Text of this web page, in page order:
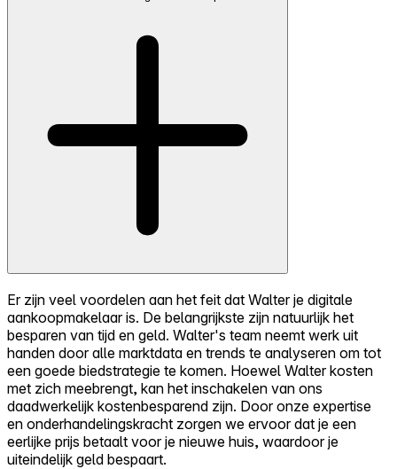
Er zijn veel voordelen aan het feit dat Walter je digitale
aankoopmakelaar is. De belangrijkste zijn natuurlijk het
besparen van tijd en geld. Walter's team neemt werk uit
handen door alle marktdata en trends te analyseren om tot
een goede biedstrategie te komen. Hoewel Walter kosten
met zich meebrengt, kan het inschakelen van ons
daadwerkelijk kostenbesparend zijn. Door onze expertise
en onderhandelingskracht zorgen we ervoor dat je een
eerlijke prijs betaalt voor je nieuwe huis, waardoor je
uiteindelijk geld bespaart.